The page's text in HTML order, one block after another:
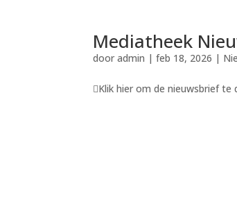
Mediatheek
dooradmin |feb 18, 2026 |
Klik hier om de nieuwsbrief te